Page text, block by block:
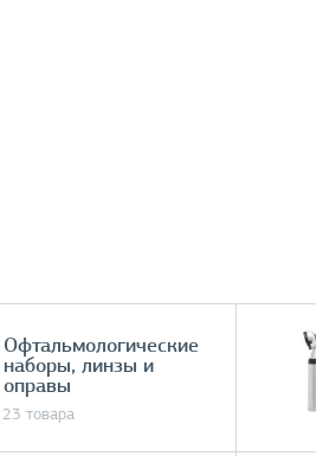
Офтальмологические
наборы, линзы и
оправы
23 товара